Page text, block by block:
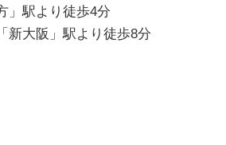
」駅より徒歩4分
新大阪」駅より徒歩8分